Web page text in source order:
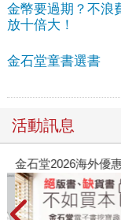
金幣要過期？不浪
放十倍大！
金石堂童書選書
活動訊息
金石堂2026海外優